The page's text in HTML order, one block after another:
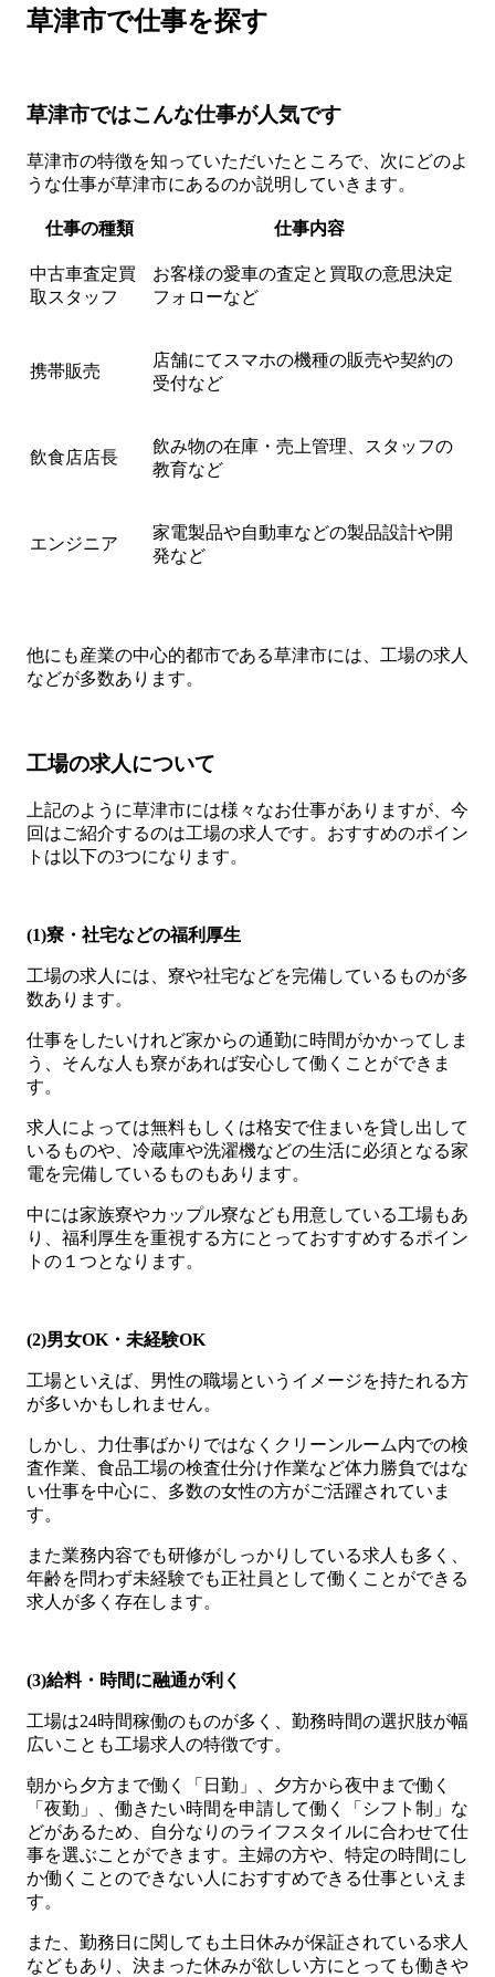
草津市で仕事を探す
草津市ではこんな仕事が人気です
草津市の特徴を知っていただいたところで、次にどのよ
うな仕事が草津市にあるのか説明していきます。
仕事の種類 仕事内容
中古車査定買
取スタッフ
お客様の愛車の査定と買取の意思決定
フォローなど
携帯販売
店舗にてスマホの機種の販売や契約の
受付など
飲食店店長
飲み物の在庫・売上管理、スタッフの
教育など
エンジニア
家電製品や自動車などの製品設計や開
発など
他にも産業の中心的都市である草津市には、工場の求人
などが多数あります。
工場の求人について
上記のように草津市には様々なお仕事がありますが、今
回はご紹介するのは工場の求人です。おすすめのポイン
トは以下の3つになります。
(1)寮・社宅などの福利厚生
工場の求人には、寮や社宅などを完備しているものが多
数あります。
仕事をしたいけれど家からの通勤に時間がかかってしま
う、そんな人も寮があれば安心して働くことができま
す。
求人によっては無料もしくは格安で住まいを貸し出して
いるものや、冷蔵庫や洗濯機などの生活に必須となる家
電を完備しているものもあります。
中には家族寮やカップル寮なども用意している工場もあ
り、福利厚生を重視する方にとっておすすめするポイン
トの１つとなります。
(2)男女OK・未経験OK
工場といえば、男性の職場というイメージを持たれる方
が多いかもしれません。
しかし、力仕事ばかりではなくクリーンルーム内での検
査作業、食品工場の検査仕分け作業など体力勝負ではな
い仕事を中心に、多数の女性の方がご活躍されていま
す。
また業務内容でも研修がしっかりしている求人も多く、
年齢を問わず未経験でも正社員として働くことができる
求人が多く存在します。
(3)給料・時間に融通が利く
工場は24時間稼働のものが多く、勤務時間の選択肢が幅
広いことも工場求人の特徴です。
朝から夕方まで働く「日勤」、夕方から夜中まで働く
「夜勤」、働きたい時間を申請して働く「シフト制」な
どがあるため、自分なりのライフスタイルに合わせて仕
事を選ぶことができます。主婦の方や、特定の時間にし
か働くことのできない人におすすめできる仕事といえま
す。
また、勤務日に関しても土日休みが保証されている求人
などもあり、決まった休みが欲しい方にとっても働きや